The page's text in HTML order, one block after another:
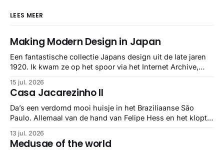
LEES MEER
Making Modern Design in Japan
Een fantastische collectie Japans design uit de late jaren
1920. Ik kwam ze op het spoor via het Internet Archive,
gebundeld in een: boek ✨ Daarin hebben ze alle scans een
stuk netter getrokken, maar op deze manier vind ik ze er
minstens
15 jul. 2026
Casa Jacarezinho II
Da’s een verdomd mooi huisje in het Braziliaanse São
Paulo. Allemaal van de hand van Felipe Hess en het klopt
13 jul. 2026
Medusae of the world